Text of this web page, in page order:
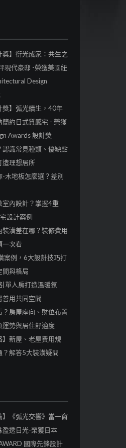
獎】衍光成家：共生之
現代豪邸 -榮獲美國紐
Design
獎】弧光續生，40年
簡約日式質感宅 - 榮獲
Awards 設計獎
認識常見種類、優缺點
造理想居所
-木地板怎麼選？差別
室內設計？掌握4重
設計案例
裝潢差在哪？裝修費用
一次看
案例，6大設計技巧打
間與格局
|單人房打造溫暖氛
善用共同空間
？房屋座向、財位布置
運勢與居住舒適度
】新屋、老屋費用規
？解答5大裝潢疑問
】《弧光交響》當一窗
盈透日光-榮獲日本
國際先鋒設計